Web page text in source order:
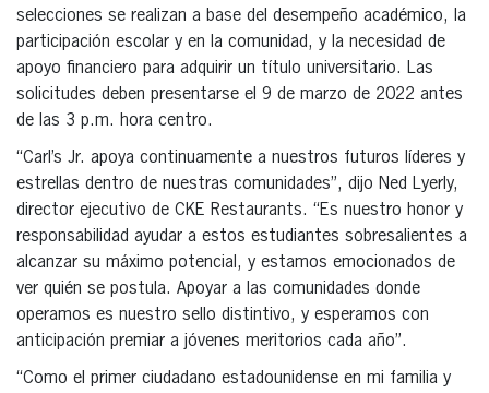
selecciones se realizan a base del desempeño académico, la
participación escolar y en la comunidad, y la necesidad de
apoyo financiero para adquirir un título universitario. Las
solicitudes deben presentarse el 9 de marzo de 2022 antes
de las 3 p.m. hora centro.
“Carl’s Jr. apoya continuamente a nuestros futuros líderes y
estrellas dentro de nuestras comunidades”, dijo Ned Lyerly,
director ejecutivo de CKE Restaurants. “Es nuestro honor y
responsabilidad ayudar a estos estudiantes sobresalientes a
alcanzar su máximo potencial, y estamos emocionados de
ver quién se postula. Apoyar a las comunidades donde
operamos es nuestro sello distintivo, y esperamos con
anticipación premiar a jóvenes meritorios cada año”.
“Como el primer ciudadano estadounidense en mi familia y